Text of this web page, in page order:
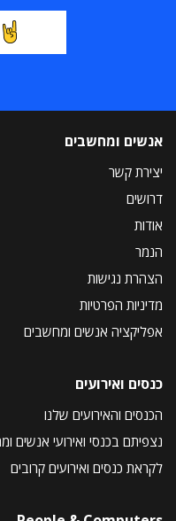
אנשים ומחשבים
יצירת קשר
דרושים
אודות
הנמר
הצהרת נגישות
מדיניות הפרטיות
אפליקציה אנשים ומחשבים
כנסים ואירועים
הכנסים והאירועים שלנו
נצפיתם בכנסי ואירועי אנשים
לקראת כנסים ואירועים קרובים